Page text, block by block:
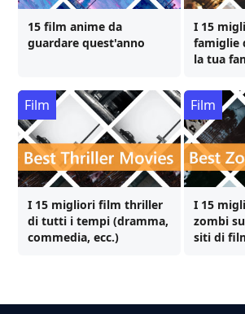
15 film anime da
guardare quest'anno
I 15
famiglie
la tua
I 15 migliori film thriller
di tutti i tempi (dramma,
commedia, ecc.)
Film
I 15
zombi
siti di
Film